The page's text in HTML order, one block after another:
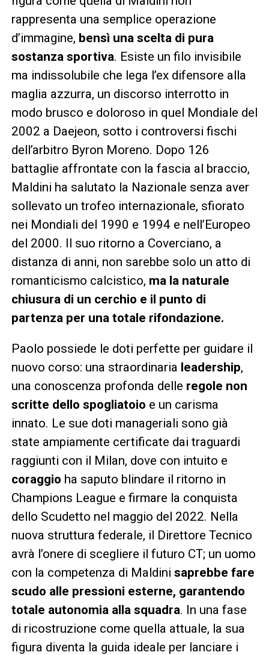
rappresenta una semplice operazione
d’immagine, bensì una scelta di pura
sostanza sportiva. Esiste un filo invisibile
ma indissolubile che lega l’ex difensore alla
maglia azzurra, un discorso interrotto in
modo brusco e doloroso in quel Mondiale del
2002 a Daejeon, sotto i controversi fischi
dell’arbitro Byron Moreno. Dopo 126
battaglie affrontate con la fascia al braccio,
Maldini ha salutato la Nazionale senza aver
sollevato un trofeo internazionale, sfiorato
nei Mondiali del 1990 e 1994 e nell’Europeo
del 2000. Il suo ritorno a Coverciano, a
distanza di anni, non sarebbe solo un atto di
romanticismo calcistico, ma la naturale
chiusura di un cerchio e il punto di
partenza per una totale rifondazione.
Paolo possiede le doti perfette per guidare il
nuovo corso: una straordinaria leadership,
una conoscenza profonda delle regole non
scritte dello spogliatoio e un carisma
innato. Le sue doti manageriali sono già
state ampiamente certificate dai traguardi
raggiunti con il Milan, dove con intuito e
coraggio ha saputo blindare il ritorno in
Champions League e firmare la conquista
dello Scudetto nel maggio del 2022. Nella
nuova struttura federale, il Direttore Tecnico
avrà l’onere di scegliere il futuro CT; un uomo
con la competenza di Maldini saprebbe fare
scudo alle pressioni esterne, garantendo
totale autonomia alla squadra. In una fase
di ricostruzione come quella attuale, la sua
figura diventa la guida ideale per lanciare i